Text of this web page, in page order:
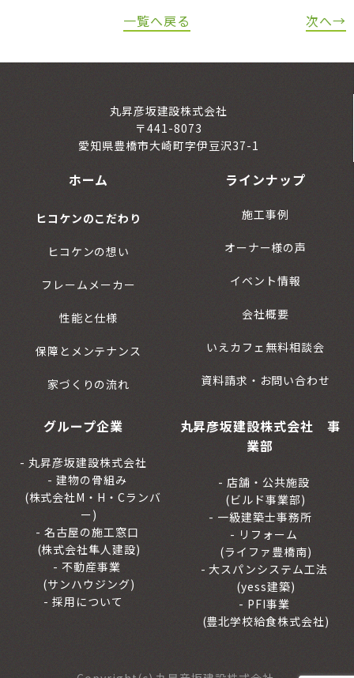
一覧へ戻る 次へ→
丸昇彦坂建設株式会社
〒441-8073
愛知県豊橋市大崎町字伊豆沢37-1
ホーム
ヒコケンのこだわり
ヒコケンの想い
フレームメーカー
性能と仕様
保障とメンテナンス
家づくりの流れ
ラインナップ
施工事例
オーナー様の声
イベント情報
会社概要
いえカフェ無料相談会
資料請求・お問い合わせ
グループ企業
丸昇彦坂建設株式会社
建物の骨組み
(株式会社M・H・Cランバ
ー)
名古屋の施工窓口
(株式会社隼人建設)
不動産事業
(サンハウジング)
採用について
丸昇彦坂建設株式会社 事
業部
店舗・公共施設
(ビルド事業部)
一級建築士事務所
リフォーム
(ライファ豊橋南)
大スパンシステム工法
(yess建築)
PFI事業
(豊北学校給食株式会社)